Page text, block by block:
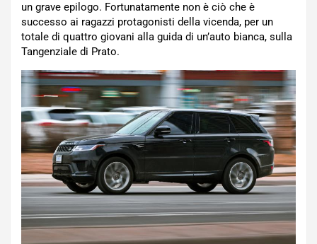
un grave epilogo. Fortunatamente non è ciò che è
successo ai ragazzi protagonisti della vicenda, per un
totale di quattro giovani alla guida di un’auto bianca, sulla
Tangenziale di Prato.